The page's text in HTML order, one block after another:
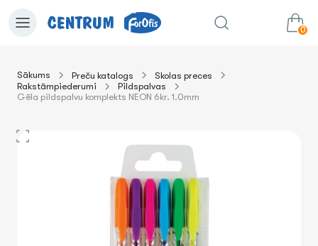
0
uz grozu
Sākums Preču katalogs
Skolas preces
Rakstāmpiederumi
Pildspalvas
Gēla pildspalvu komplekts NEON 6kr. 1.0mm